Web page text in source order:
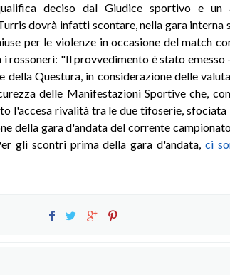
deciso dal Giudice sportivo e un
dovrà infatti scontare, nella gara interna
per le violenze in occasione del match
i rossoneri: "Il provvedimento è stato emesso
della Questura, in considerazione delle
delle Manifestazioni Sportive che,
l'accesa rivalità tra le due tifoserie, sfociata
della gara d'andata del corrente
gli scontri prima della gara d'andata, ci